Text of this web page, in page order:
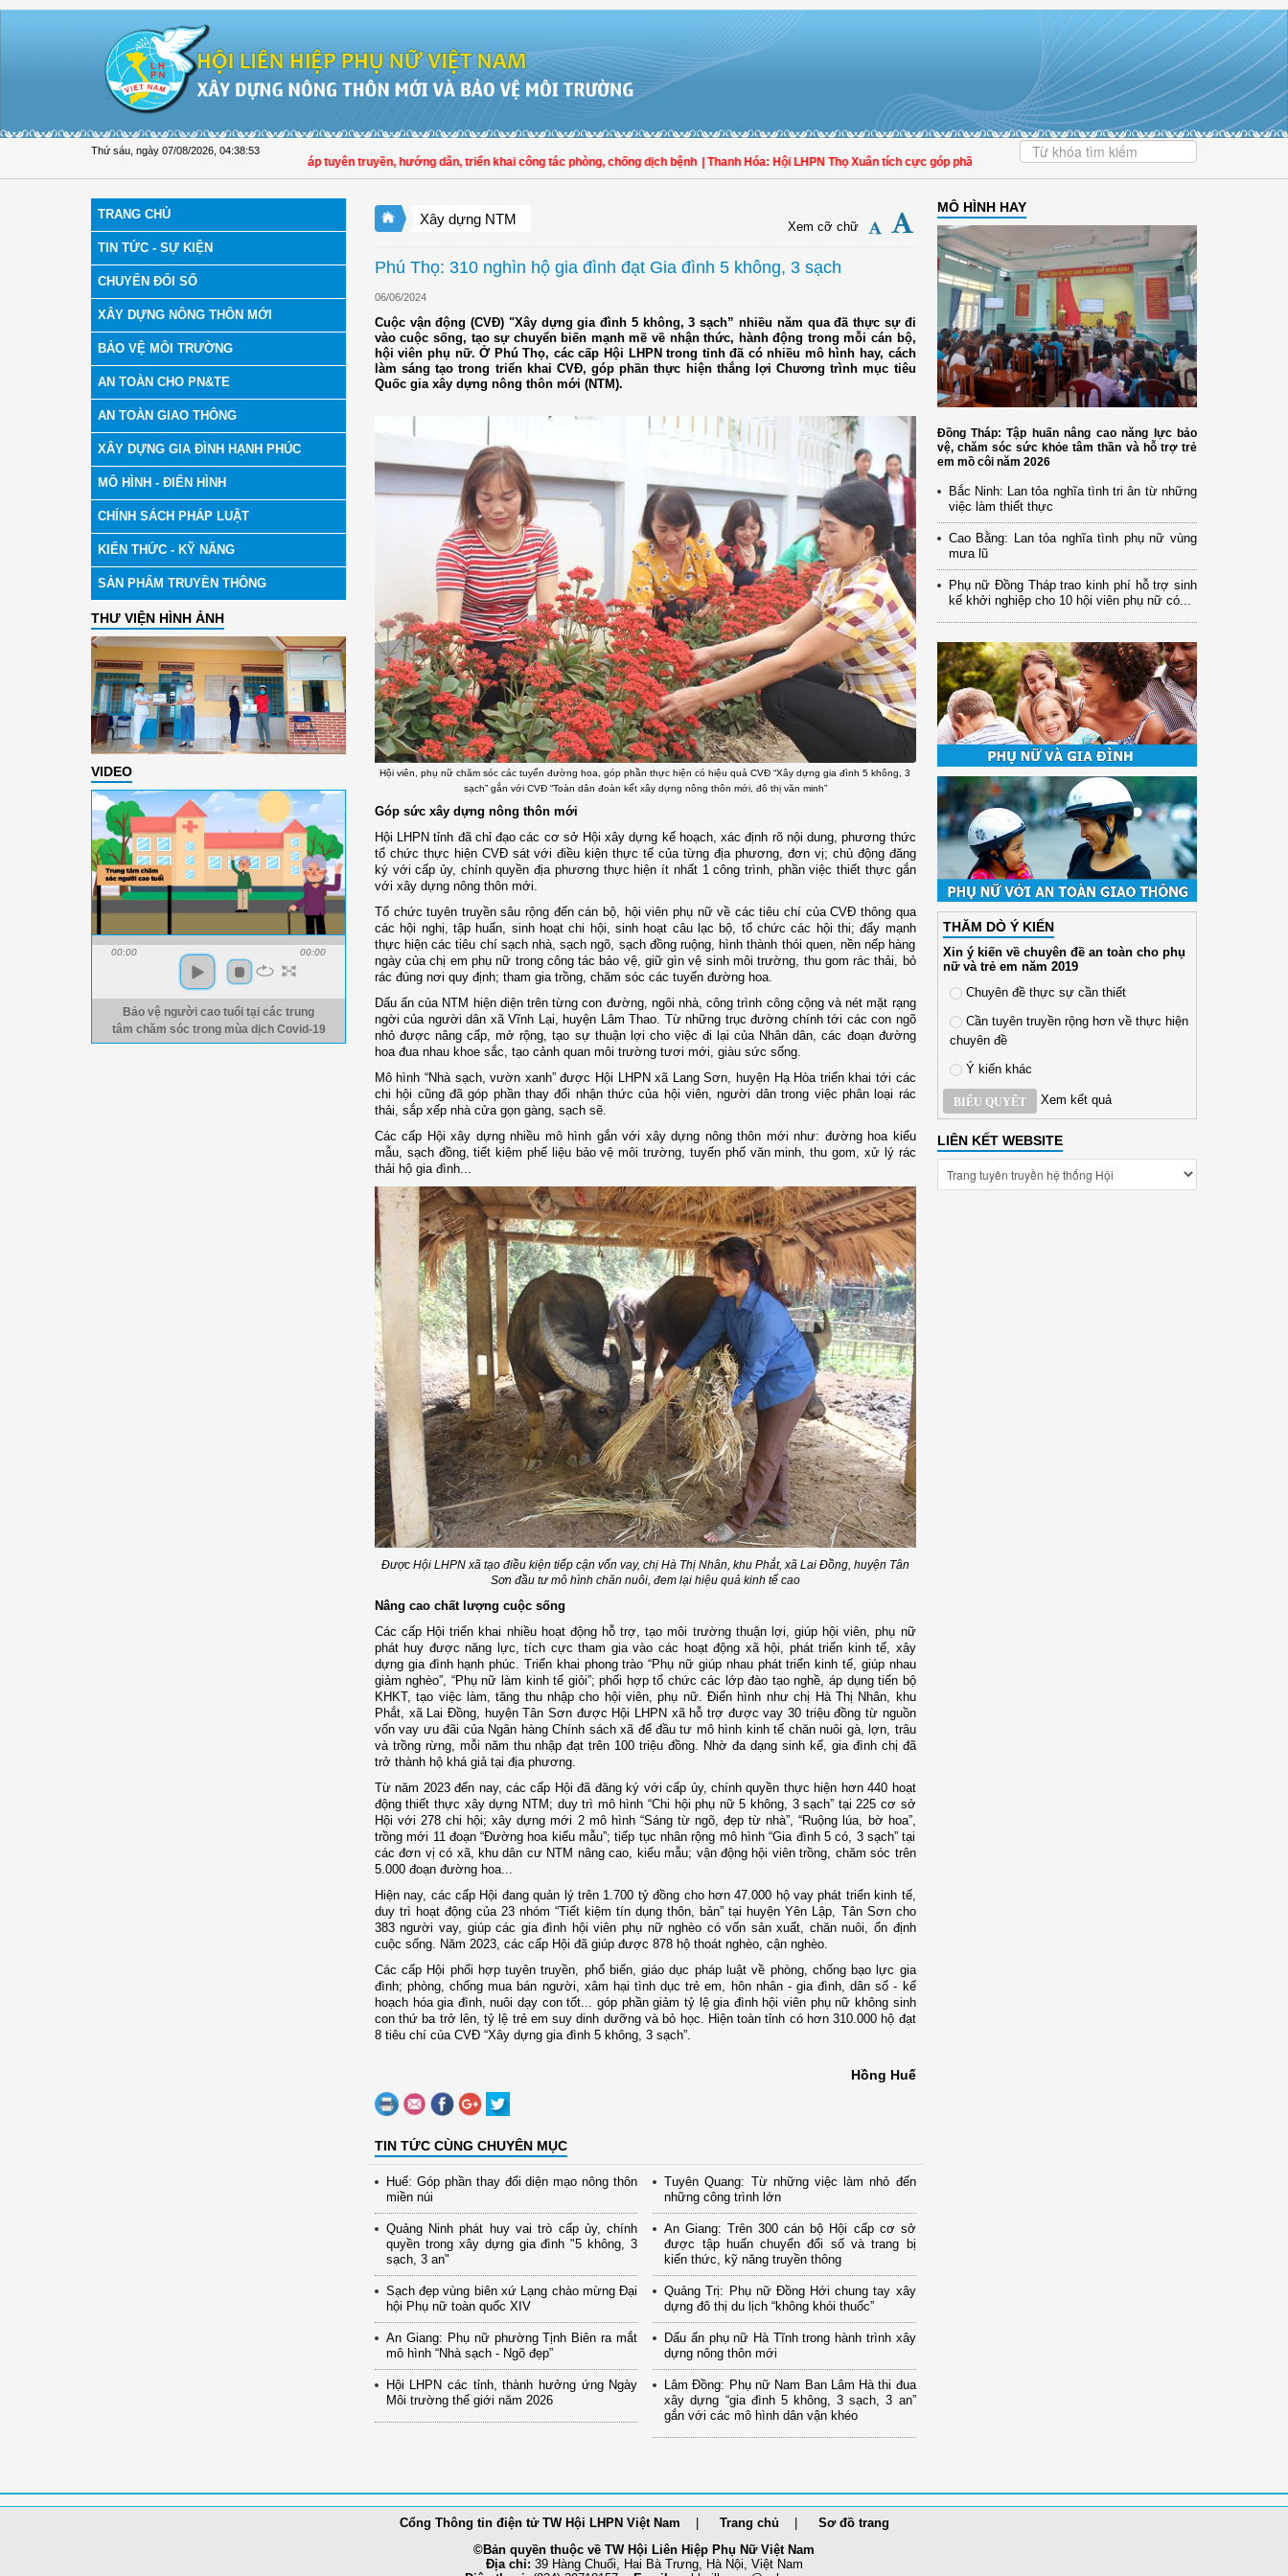
Thứ sáu, ngày 07/08/2026 04:38:54
Hội LHPN tỉnh Đồng Tháp tuyên truyền, hướng dẫn, triển khai công tác phòng, chống dịch bệnh | Thanh Hóa: Hội LHPN Thọ Xuân tích cực góp phần nâng cao tỷ lệ người dân tham gia bảo hiểm y tế
TRANG CHỦ
TIN TỨC - SỰ KIỆN
CHUYỂN ĐỔI SỐ
XÂY DỰNG NÔNG THÔN MỚI
BẢO VỆ MÔI TRƯỜNG
AN TOÀN CHO PN&TE
AN TOÀN GIAO THÔNG
XÂY DỰNG GIA ĐÌNH HẠNH PHÚC
MÔ HÌNH - ĐIỂN HÌNH
CHÍNH SÁCH PHÁP LUẬT
KIẾN THỨC - KỸ NĂNG
SẢN PHẨM TRUYỀN THÔNG
THƯ VIỆN HÌNH ẢNH
VIDEO
00:00 00:00
Bảo vệ người cao tuổi tại các trung
tâm chăm sóc trong mùa dịch Covid-19
Xây dựng NTM Xem cỡ chữ
Phú Thọ: 310 nghìn hộ gia đình đạt Gia đình 5 không, 3 sạch
06/06/2024
Cuộc vận động (CVĐ) "Xây dựng gia đình 5 không, 3 sạch” nhiều năm qua đã thực sự đi
vào cuộc sống, tạo sự chuyển biến mạnh mẽ về nhận thức, hành động trong mỗi cán bộ,
hội viên phụ nữ. Ở Phú Thọ, các cấp Hội LHPN trong tỉnh đã có nhiều mô hình hay, cách
làm sáng tạo trong triển khai CVĐ, góp phần thực hiện thắng lợi Chương trình mục tiêu
Quốc gia xây dựng nông thôn mới (NTM).
Hội viên, phụ nữ chăm sóc các tuyến đường hoa, góp phần thực hiện có hiệu quả CVĐ “Xây dựng gia đình 5 không, 3
sạch” gắn với CVĐ “Toàn dân đoàn kết xây dựng nông thôn mới, đô thị văn minh”
Góp sức xây dựng nông thôn mới
Hội LHPN tỉnh đã chỉ đạo các cơ sở Hội xây dựng kế hoạch, xác định rõ nội dung, phương thức
tổ chức thực hiện CVĐ sát với điều kiện thực tế của từng địa phương, đơn vị; chủ động đăng
ký với cấp ủy, chính quyền địa phương thực hiện ít nhất 1 công trình, phần việc thiết thực gắn
với xây dựng nông thôn mới.
Tổ chứctuyên truyền sâu rộng đến cán bộ, hội viên phụ nữ về các tiêu chí của CVĐ thông qua
các hội nghị, tập huấn, sinh hoạt chi hội, sinh hoạt câu lạc bộ, tổ chức các hội thi; đẩy mạnh
thực hiện các tiêu chí sạch nhà, sạch ngõ, sạch đồng ruộng, hình thành thói quen, nền nếp hàng
ngày của chị em phụ nữ trong công tác bảo vệ, giữ gìn vệ sinh môi trường, thu gom rác thải, bỏ
rác đúng nơi quy định; tham gia trồng, chăm sóc các tuyến đường hoa.
Dấu ấn của NTM hiện diện trên từng con đường, ngôi nhà, công trình công cộng và nét mặt rạng
ngời của người dân xã Vĩnh Lại, huyện Lâm Thao. Từ những trục đường chính tới các con ngõ
nhỏ được nâng cấp, mở rộng, tạo sự thuận lợi cho việc đi lại của Nhân dân, các đoạn đường
hoa đua nhau khoe sắc, tạo cảnh quan môi trường tươi mới, giàu sức sống.
Mô hình “Nhà sạch, vườn xanh” được Hội LHPN xã Lang Sơn, huyện Hạ Hòa triển khai tới các
chi hội cũng đã góp phần thay đổi nhận thức của hội viên, người dân trong việc phân loại rác
thải, sắp xếp nhà cửa gọn gàng, sạch sẽ.
Các cấp Hội xây dựngnhiều mô hình gắn với xây dựng nông thôn mới như: đường hoa kiểu
mẫu, sạch đồng, tiết kiệm phế liệu bảo vệ môi trường, tuyến phố văn minh, thu gom, xử lý rác
thải hộ gia đình...
Được Hội LHPN xã tạo điều kiện tiếp cận vốn vay, chị Hà Thị Nhân, khu Phắt, xã Lai Đồng, huyện Tân
Sơn đầu tư mô hình chăn nuôi, đem lại hiệu quả kinh tế cao
Nâng cao chất lượng cuộc sống
Các cấp Hội triển khai nhiều hoạt động hỗ trợ, tạo môi trường thuận lợi, giúp hội viên, phụ nữ
phát huy được năng lực, tích cực tham gia vào các hoạt động xã hội, phát triển kinh tế, xây
dựng gia đình hạnh phúc.
Triển khai phong trào “Phụ nữ giúp nhau phát triển kinh tế, giúp nhau
giảm nghèo”, “Phụ nữ làm kinh tế giỏi”; phối hợp tổ chức các lớp đào tạo nghề, áp dụng tiến bộ
KHKT, tạo việc làm, tăng thu nhập cho hội viên, phụ nữ. Điển hình như chị Hà Thị Nhân, khu
Phắt, xã Lai Đồng, huyện Tân Sơn được Hội LHPN xãhỗ trợ được vay 30 triệu đồng từ nguồn
vốn vay ưu đãi của Ngân hàng Chính sách xã để đầu tư mô hình kinh tế chăn nuôi gà, lợn, trâu
và trồng rừng, mỗi năm thu nhập đạt trên 100 triệu đồng. Nhờ đa dạng sinh kế, gia đình chị đã
trở thành hộ khá giả tại địa phương.
Từ năm 2023 đến nay, các cấp Hội đã đăng ký với cấp ủy, chính quyền thực hiện hơn 440 hoạt
động thiết thực xây dựng NTM; duy trì mô hình “Chi hội phụ nữ 5 không, 3 sạch” tại 225 cơ sở
Hội với 278 chi hội; xây dựng mới 2 mô hình “Sáng từ ngõ, đẹp từ nhà” ,“Ruộng lúa, bờ hoa”,
trồng mới 11 đoạn “Đường hoa kiểu mẫu”; tiếp tục nhân rộng mô hình “Gia đình 5 có, 3 sạch” tại
các đơn vị có xã, khu dân cư NTM nâng cao, kiểu mẫu; vận động hội viên trồng, chăm sóc trên
5.000 đoạn đường hoa...
Hiện nay, các cấp Hội đang quản lý trên 1.700 tỷ đồng cho hơn 47.000 hộ vay phát triển kinh tế,
duy trì hoạt động của 23 nhóm “Tiết kiệm tín dụng thôn, bản” tại huyện Yên Lập, Tân Sơn cho
383 người vay, giúp các gia đình hội viên phụ nữ nghèo có vốn sản xuất, chăn nuôi, ổn định
cuộc sống. Năm 2023, các cấp Hội đã giúp được 878 hộ thoát nghèo, cận nghèo.
Các cấp Hội phối hợp tuyên truyền, phổ biến, giáo dục pháp luật về phòng, chống bạo lực gia
đình; phòng, chống mua bán người, xâm hại tình dục trẻ em, hôn nhân - gia đình, dân số - kế
hoạch hóa gia đình, nuôi dạy con tốt...
góp phần giảm tỷ lệ gia đình hội viên phụ nữ không sinh
con thứ ba trở lên, tỷ lệ trẻ em suy dinh dưỡng và bỏ học. Hiện toàn tỉnh có hơn 310.000 hộ đạt
8 tiêu chí của CVĐ “Xây dựng gia đình 5 không, 3 sạch”.
Hồng Huế
TIN TỨC CÙNG CHUYÊN MỤC
Huế: Góp phần thay đổi diện mạo nông thôn
miền núi
Quảng Ninh phát huy vai trò cấp ủy, chính
quyền trong xây dựng gia đình "5 không, 3
sạch, 3 an"
Sạch đẹp vùng biên xứ Lạng chào mừng Đại
hội Phụ nữ toàn quốc XIV
An Giang: Phụ nữ phường Tịnh Biên ra mắt
mô hình “Nhà sạch - Ngõ đẹp”
Hội LHPN các tỉnh, thành hưởng ứng Ngày
Môi trường thế giới năm 2026
Tuyên Quang: Từ những việc làm nhỏ đến
những công trình lớn
An Giang: Trên 300 cán bộ Hội cấp cơ sở
được tập huấn chuyển đổi số và trang bị
kiến thức, kỹ năng truyền thông
Quảng Trị: Phụ nữ Đồng Hới chung tay xây
dựng đô thị du lịch “không khói thuốc”
Dấu ấn phụ nữ Hà Tĩnh trong hành trình xây
dựng nông thôn mới
Lâm Đồng: Phụ nữ Nam Ban Lâm Hà thi đua
xây dựng “gia đình 5 không, 3 sạch, 3 an”
gắn với các mô hình dân vận khéo
MÔ HÌNH HAY
Đồng Tháp: Tập huấn nâng cao năng lực bảo
vệ, chăm sóc sức khỏe tâm thần và hỗ trợ trẻ
em mồ côi năm 2026
Bắc Ninh: Lan tỏa nghĩa tình tri ân từ những
việc làm thiết thực
Cao Bằng: Lan tỏa nghĩa tình phụ nữ vùng
mưa lũ
Phụ nữ Đồng Tháp trao kinh phí hỗ trợ sinh
kế khởi nghiệp cho 10 hội viên phụ nữ có...
THĂM DÒ Ý KIẾN
Xin ý kiến về chuyên đề an toàn cho phụ
nữ và trẻ em năm 2019
Chuyên đề thực sự cần thiết
Cần tuyên truyền rộng hơn về thực hiện
chuyên đề
Ý kiến khác
BIỂU QUYẾT Xem kết quả
LIÊN KẾT WEBSITE
Cổng Thông tin điện tử TW Hội LHPN Việt Nam Trang chủ
Sơ đồ trang
©Bản quyền thuộc về TW Hội Liên Hiệp Phụ Nữ Việt Nam
Địa chỉ: 39 Hàng Chuối, Hai Bà Trưng, Hà Nội, Việt Nam